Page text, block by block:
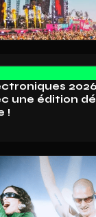
une édition
!